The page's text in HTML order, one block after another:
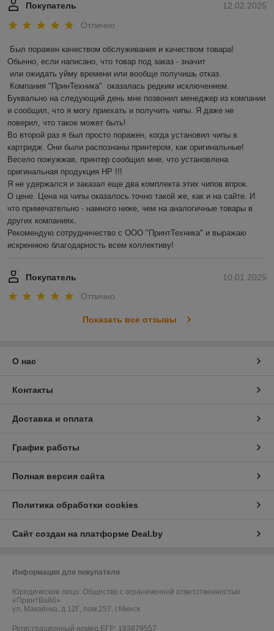
12.02.2025
Покупатель
Отлично
Был поражен качеством обслуживания и качеством товара!
Обычно, если написано, что товар под заказ - значит
Буквально на следующий день мне позвонил менеджер из компании
и сообщил, что я могу приехать и получить чипы. Я даже не
поверил, что такое может быть!
Во второй раз я был просто поражен, когда установил чипы в
картридж. Они были распознаны принтером, как оригинальные!
Весело пожужжав, принтер сообщил мне, что установлена
оригинальная продукция HP !!!
Я не удержался и заказал еще два комплекта этих чипов впрок.
О цене. Цена на чипы оказалось точно такой же, как и на сайте. И
что примечательно - намного ниже, чем на аналогичные товары в
других компаниях.
Рекомендую сотрудничество с ООО "ПринтТехника" и выражаю
искреннюю благодарность всем коллективу!
10.01.2025
Покупатель
Отлично
Показать все отзывы
О нас
Контакты
Доставка и оплата
График работы
Полная версия сайта
Политика обработки cookies
Сайт создан на платформе Deal.by
Информация для покупателя
Юридическое лицо: Общество с ограниченной ответственностью
«ПринтВайб»
ул. Макаёнка, д.12Г, пом.257, г.Минск
Регистрационный номер ЕГР: 193879557